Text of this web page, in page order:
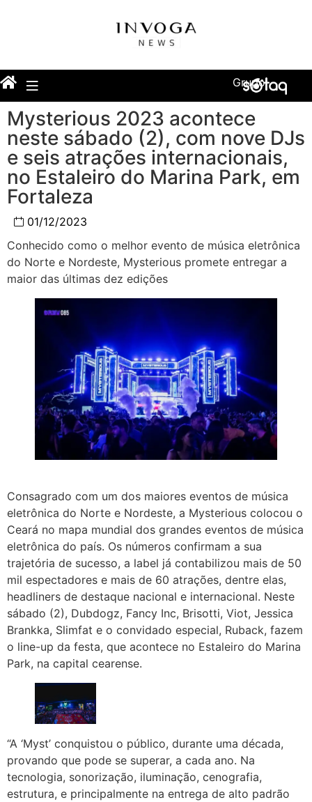
Grupo
Mysterious 2023 acontece
neste sábado (2), com nove DJs
e seis atrações internacionais,
no Estaleiro do Marina Park, em
Fortaleza
01/12/2023
Conhecido como o melhor evento de música eletrônica
do Norte e Nordeste, Mysterious promete entregar a
maior das últimas dez edições
Consagrado com um dos maiores eventos de música
eletrônica do Norte e Nordeste, a Mysterious colocou o
Ceará no mapa mundial dos grandes eventos de música
eletrônica do país. Os números confirmam a sua
trajetória de sucesso, a label já contabilizou mais de 50
mil espectadores e mais de 60 atrações, dentre elas,
headliners de destaque nacional e internacional. Neste
sábado (2), Dubdogz, Fancy Inc, Brisotti, Viot, Jessica
Brankka, Slimfat e o convidado especial, Ruback, fazem
o line-up da festa, que acontece no Estaleiro do Marina
Park, na capital cearense.
“A ‘Myst’ conquistou o público, durante uma década,
provando que pode se superar, a cada ano. Na
tecnologia, sonorização, iluminação, cenografia,
estrutura, e principalmente na entrega de alto padrão